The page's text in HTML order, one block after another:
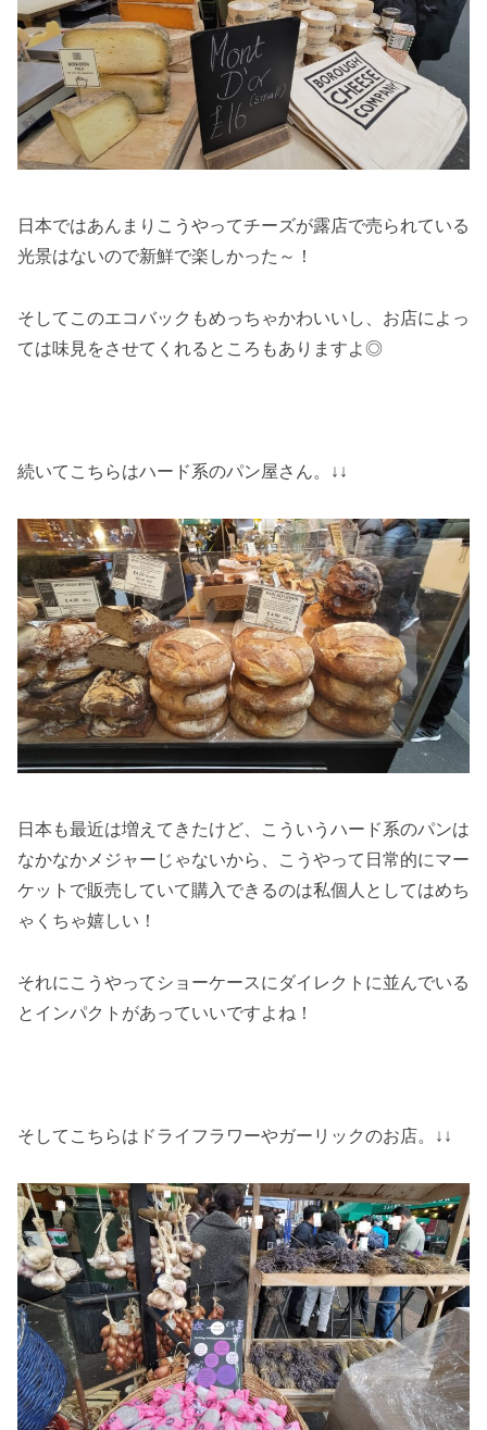
日本ではあんまりこうやってチーズが露店で売られている
光景はないので新鮮で楽しかった～！
そしてこのエコバックもめっちゃかわいいし、お店によっ
ては味見をさせてくれるところもありますよ◎
続いてこちらはハード系のパン屋さん。↓↓
日本も最近は増えてきたけど、こういうハード系のパンは
なかなかメジャーじゃないから、こうやって日常的にマー
ケットで販売していて購入できるのは私個人としてはめち
ゃくちゃ嬉しい！
それにこうやってショーケースにダイレクトに並んでいる
とインパクトがあっていいですよね！
そしてこちらはドライフラワーやガーリックのお店。↓↓